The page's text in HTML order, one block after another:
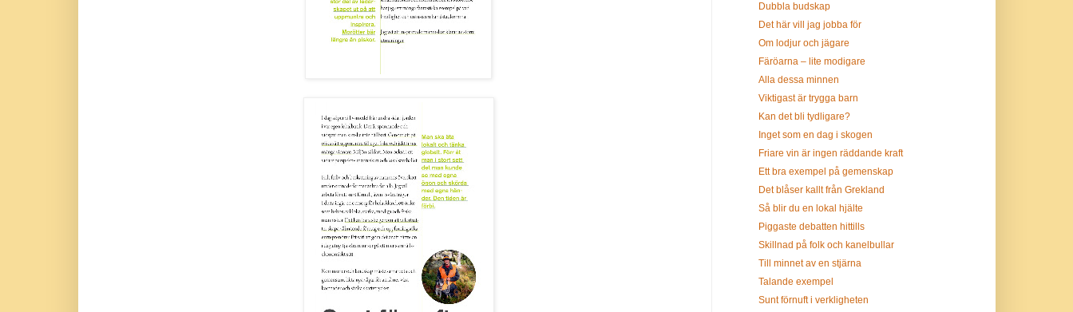
Dubbla budskap
Det här vill jag jobba för
Om lodjur och jägare
Färöarna – lite modigare
Alla dessa minnen
Viktigast är trygga barn
Kan det bli tydligare?
Inget som en dag i skogen
Friare vin är ingen räddande kraft
Ett bra exempel på gemenskap
Det blåser kallt från Grekland
Så blir du en lokal hjälte
Piggaste debatten hittills
Skillnad på folk och kanelbullar
Till minnet av en stjärna
Talande exempel
Sunt förnuft i verkligheten